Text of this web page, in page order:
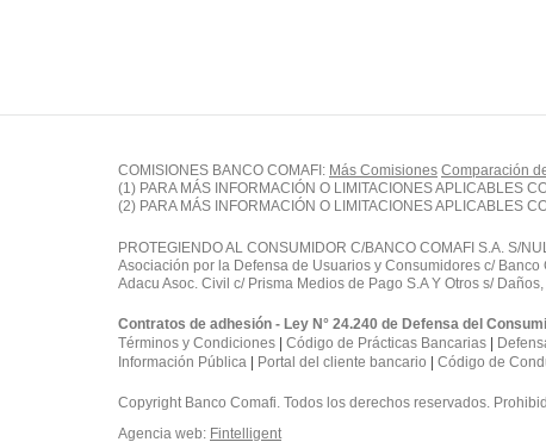
COMISIONES BANCO COMAFI: Más Comisiones Comparación
(1) PARA MÁS INFORMACIÓN O LIMITACIONES APLICABLES
(2) PARA MÁS INFORMACIÓN O LIMITACIONES APLICABLES
PROTEGIENDO AL CONSUMIDOR C/BANCO COMAFI S.A. S/
Asociación por la Defensa de Usuarios y Consumidores c/
Adacu Asoc. Civil c/ Prisma Medios de Pago S.A Y Otros s/
Contratos de adhesión - Ley N° 24.240 de Defensa del
Términos y Condiciones | Código de Prácticas Bancarias |
Información Pública | Portal del cliente bancario | Código de
Copyright Banco Comafi. Todos los derechos reservados.
Agencia web: Fintelligent